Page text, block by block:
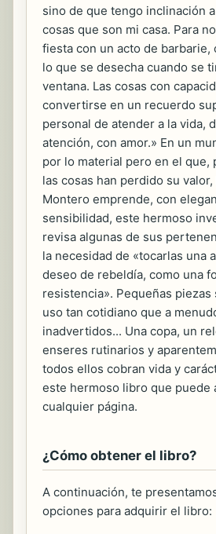
sino de que tengo inclinación
cosas que son mi casa. Para
fiesta con un acto de barbarie,
lo que se desecha cuando se
ventana. Las cosas con
convertirse en un recuerdo
personal de atender a la vida,
atención, con amor.» En un
por lo material pero en el que,
las cosas han perdido su valor,
Montero emprende, con
sensibilidad, este hermoso
revisa algunas de sus
la necesidad de «tocarlas una
deseo de rebeldía, como una
resistencia». Pequeñas
uso tan cotidiano que a
inadvertidos... Una copa, un
enseres rutinarios y
todos ellos cobran vida y
este hermoso libro que puede
cualquier página.
¿Cómo obtener el libro?
A continuación, te
opciones para adquirir el libro: